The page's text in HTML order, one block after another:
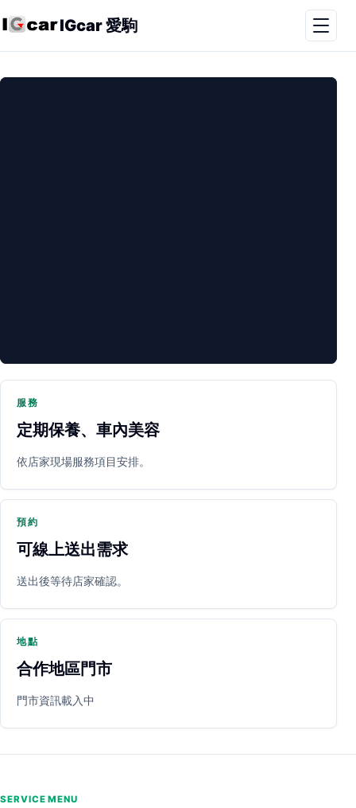
IGcar 愛駒
PARTNER SHOP
立即預約 開啟地圖 其他店家
服務
定期保養、車內美容
依店家現場服務項目安排。
預約
可線上送出需求
送出後等待店家確認。
地點
合作地區門市
門市資訊載入中
SERVICE MENU